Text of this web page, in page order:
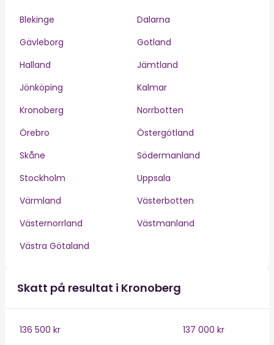
Blekinge
Dalarna
Gävleborg
Gotland
Halland
Jämtland
Jönköping
Kalmar
Kronoberg
Norrbotten
Örebro
Östergötland
Skåne
Södermanland
Stockholm
Uppsala
Värmland
Västerbotten
Västernorrland
Västmanland
Västra Götaland
Skatt på resultat i Kronoberg
136 500 kr
137 000 kr